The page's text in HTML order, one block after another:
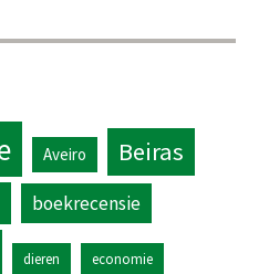
Aveiro Beiras
boekrecensie
dieren economie